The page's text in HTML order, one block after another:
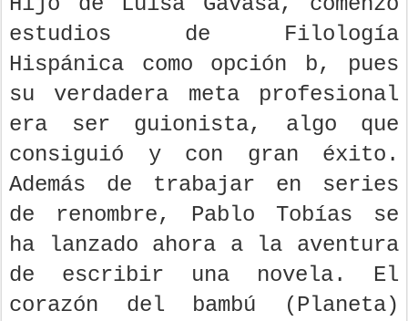
estudios de Filología
Hispánica como opción b, pues
su verdadera meta profesional
era ser guionista, algo que
consiguió y con gran éxito.
Además de trabajar en series
de renombre, Pablo Tobías se
ha lanzado ahora a la aventura
de escribir una novela. El
corazón del bambú (Planeta)